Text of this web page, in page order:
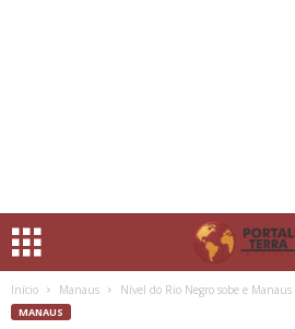
Início Manaus Nível do Rio Negro sobe e
MANAUS